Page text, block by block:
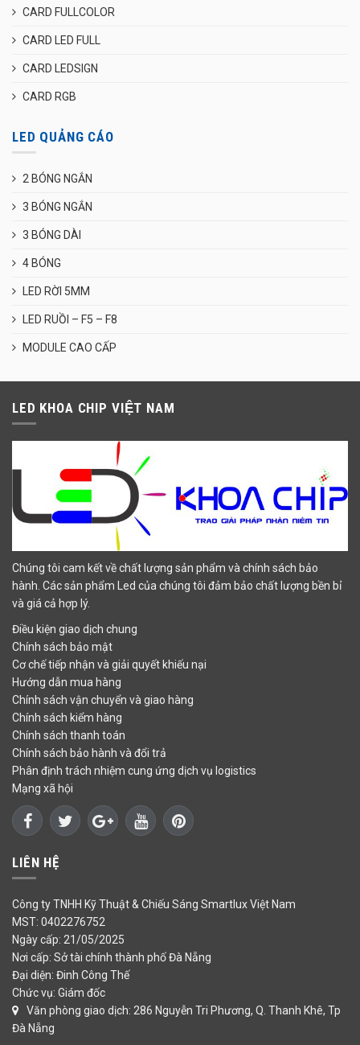
CARD FULLCOLOR
CARD LED FULL
CARD LEDSIGN
CARD RGB
LED QUẢNG CÁO
2 BÓNG NGẮN
3 BÓNG NGẮN
3 BÓNG DÀI
4 BÓNG
LED RỜI 5MM
LED RUỒI – F5 – F8
MODULE CAO CẤP
LED KHOA CHIP VIỆT NAM
Chúng tôi cam kết về chất lượng sản phẩm và chính sách bảo
hành. Các sản phẩm Led của chúng tôi đảm bảo chất lượng bền bỉ
và giá cả hợp lý.
Điều kiện giao dịch chung
Chính sách bảo mật
Cơ chế tiếp nhận và giải quyết khiếu nại
Hướng dẫn mua hàng
Chính sách vận chuyển và giao hàng
Chính sách kiểm hàng
Chính sách thanh toán
Chính sách bảo hành và đổi trả
Phân định trách nhiệm cung ứng dịch vụ logistics
Mạng xã hội
LIÊN HỆ
Công ty TNHH Kỹ Thuật & Chiếu Sáng Smartlux Việt Nam
MST: 0402276752
Ngày cấp: 21/05/2025
Nơi cấp: Sở tài chính thành phố Đà Nẵng
Đại diện: Đinh Công Thế
Chức vụ: Giám đốc
Văn phòng giao dịch: 286 Nguyễn Tri Phương, Q. Thanh Khê, Tp
Đà Nẵng